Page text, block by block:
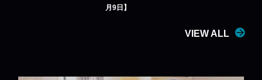
月9日】
VIEW ALL